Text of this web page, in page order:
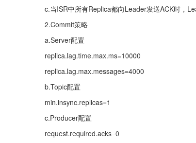
c.当ISR中所有Replica都向Leader发送ACK时，
2.Commit策略
a.Server配置
replica.lag.time.max.ms=10000
replica.lag.max.messages=4000
b.Topic配置
min.insync.replicas=1
c.Producer配置
request.required.acks=0